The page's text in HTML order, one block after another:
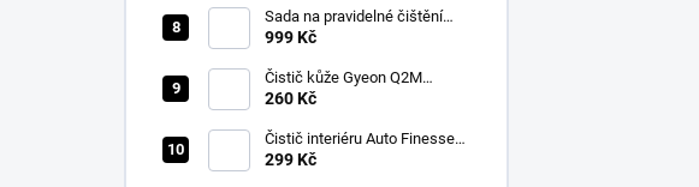
Sada na pravidelné čištění
kůže v automobilu od Auto
999 Kč
Čistič kůže Gyeon Q2M
LeatherCleaner NATURAL
260 Kč
Čistič interiéru Auto Finesse
Total Interior Cleaner (500 ml)
299 Kč